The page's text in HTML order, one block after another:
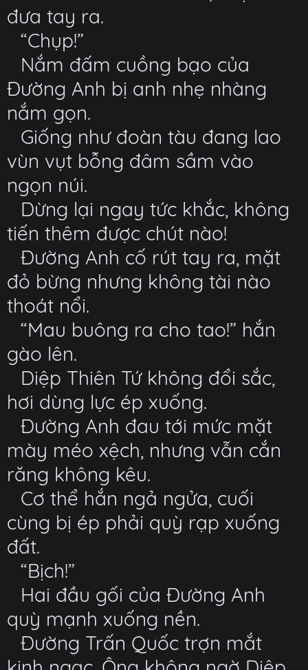
đưa tay ra.
“Chụp!”
Nắm đấm cuồng bạo của
Đường Anh bị anh nhẹ nhàng
nắm gọn.
Giống như đoàn tàu đang lao
vùn vụt bỗng đâm sầm vào
ngọn núi.
Dừng lại ngay tức khắc, không
tiến thêm được chút nào!
Đường Anh cố rút tay ra, mặt
đỏ bừng nhưng không tài nào
thoát nổi.
“Mau buông ra cho tao!” hắn
gào lên.
Diệp Thiên Tứ không đổi sắc,
hơi dùng lực ép xuống.
Đường Anh đau tới mức mặt
mày méo xệch, nhưng vẫn cắn
răng không kêu.
Cơ thể hắn ngả ngửa, cuối
cùng bị ép phải quỳ rạp xuống
đất.
“Bịch!”
Hai đầu gối của Đường Anh
quỳ mạnh xuống nền.
Đường Trấn Quốc trợn mắt